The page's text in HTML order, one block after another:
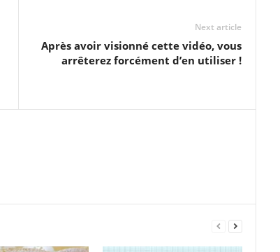
Next article
Après avoir visionné cette vidéo, vous
arrêterez forcément d’en utiliser !